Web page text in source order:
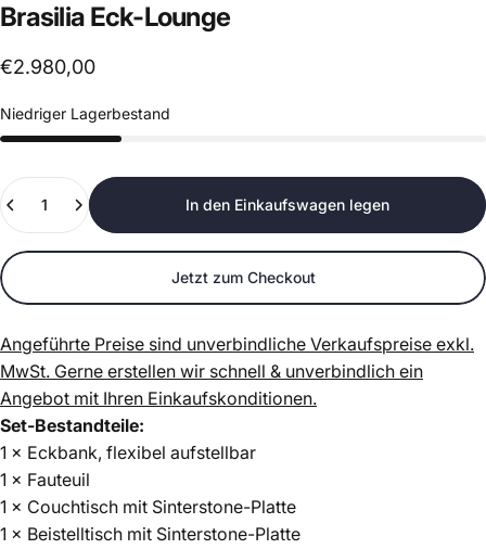
Brasilia Eck-Lounge
€2.980,00
Niedriger Lagerbestand
Anzahl
In den Einkaufswagen legen
Jetzt zum Checkout
Angeführte Preise sind unverbindliche Verkaufspreise exkl.
MwSt. Gerne erstellen wir schnell & unverbindlich ein
Angebot mit Ihren Einkaufskonditionen.
Set-Bestandteile:
1 × Eckbank, flexibel aufstellbar
1 × Fauteuil
1 × Couchtisch mit Sinterstone-Platte
1 × Beistelltisch mit Sinterstone-Platte